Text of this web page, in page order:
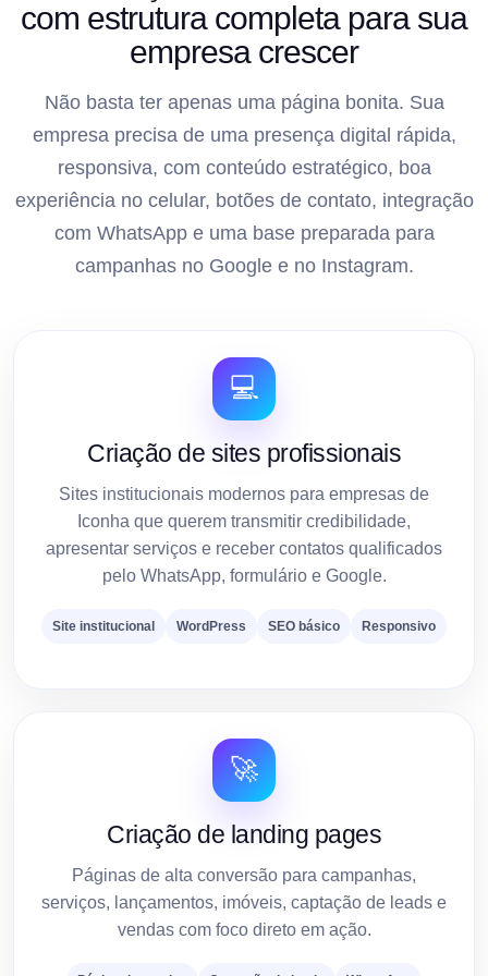
com estrutura completa para sua
empresa crescer
Não basta ter apenas uma página bonita. Sua
empresa precisa de uma presença digital rápida,
responsiva, com conteúdo estratégico, boa
experiência no celular, botões de contato, integração
com WhatsApp e uma base preparada para
campanhas no Google e no Instagram.
💻
Criação de sites profissionais
Sites institucionais modernos para empresas de
Iconha que querem transmitir credibilidade,
apresentar serviços e receber contatos qualificados
pelo WhatsApp, formulário e Google.
Site institucional WordPress SEO básico Responsivo
🚀
Criação de landing pages
Páginas de alta conversão para campanhas,
serviços, lançamentos, imóveis, captação de leads e
vendas com foco direto em ação.